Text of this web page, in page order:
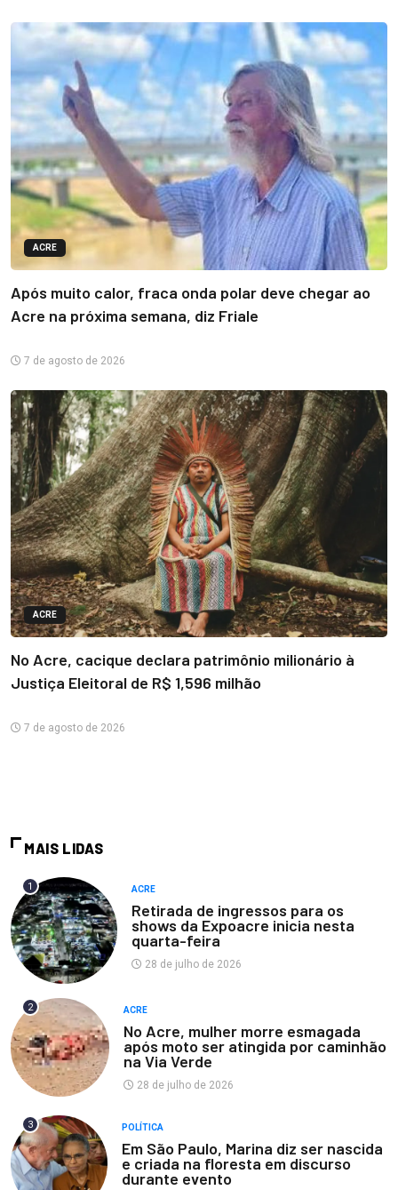
ACRE
Após muito calor, fraca onda polar deve chegar ao
Acre na próxima semana, diz Friale
7 de agosto de 2026
ACRE
No Acre, cacique declara patrimônio milionário à
Justiça Eleitoral de R$ 1,596 milhão
7 de agosto de 2026
MAIS LIDAS
1 ACRE
Retirada de ingressos para os
shows da Expoacre inicia nesta
quarta-feira
28 de julho de 2026
2 ACRE
No Acre, mulher morre esmagada
após moto ser atingida por caminhão
na Via Verde
28 de julho de 2026
3 POLÍTICA
Em São Paulo, Marina diz ser nascida
e criada na floresta em discurso
durante evento